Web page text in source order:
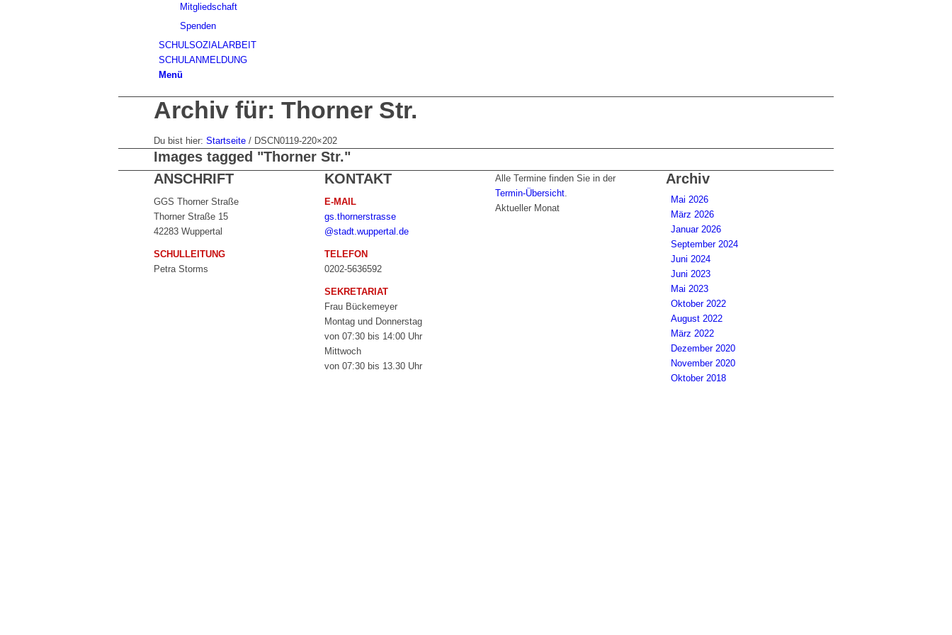
Mitgliedschaft
Spenden
SCHULSOZIALARBEIT
SCHULANMELDUNG
Menü
Archiv für: Thorner Str.
Du bist hier: Startseite / DSCN0119-220×202
Images tagged "Thorner Str."
ANSCHRIFT
GGS Thorner Straße
Thorner Straße 15
42283 Wuppertal
SCHULLEITUNG
Petra Storms
KONTAKT
E-MAIL
gs.thornerstrasse
@stadt.wuppertal.de
TELEFON
0202-5636592
SEKRETARIAT
Frau Bückemeyer
Montag und Donnerstag
von 07:30 bis 14:00 Uhr
Mittwoch
von 07:30 bis 13.30 Uhr
Alle Termine finden Sie in der
Termin-Übersicht.
Aktueller Monat
Archiv
Mai 2026
März 2026
Januar 2026
September 2024
Juni 2024
Juni 2023
Mai 2023
Oktober 2022
August 2022
März 2022
Dezember 2020
November 2020
Oktober 2018